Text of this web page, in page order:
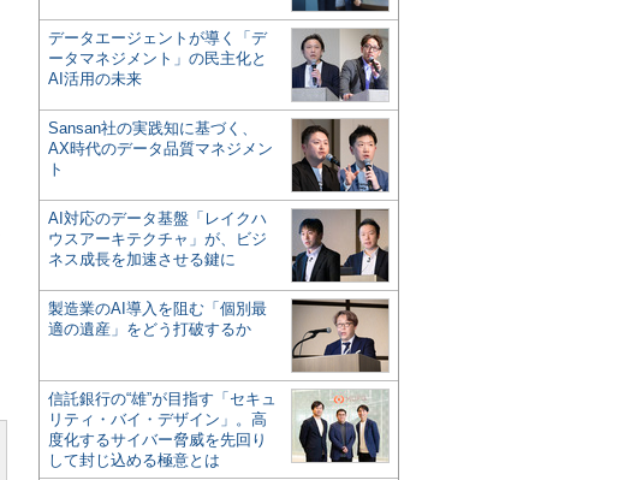
データエージェントが導く「デ
ータマネジメント」の民主化と
AI活用の未来
Sansan社の実践知に基づく、
AX時代のデータ品質マネジメン
ト
AI対応のデータ基盤「レイクハ
ウスアーキテクチャ」が、ビジ
ネス成長を加速させる鍵に
製造業のAI導入を阻む「個別最
適の遺産」をどう打破するか
信託銀行の“雄”が目指す「セキュ
リティ・バイ・デザイン」。高
度化するサイバー脅威を先回り
して封じ込める極意とは